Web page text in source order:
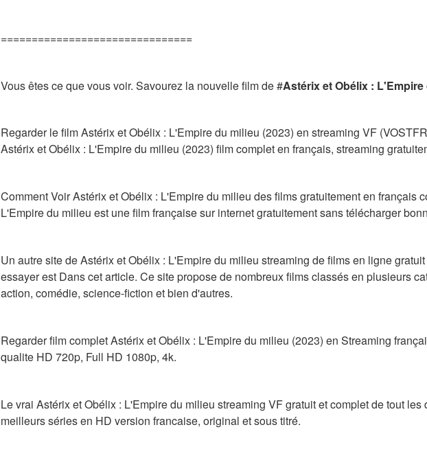
===============================
Vous êtes ce que vous voir. Savourez la nouvelle film de #Astérix et Obélix : L'Empire
Regarder le film Astérix et Obélix : L'Empire du milieu (2023) en streaming VF
Astérix et Obélix : L'Empire du milieu (2023) film complet en français, streaming
Comment Voir Astérix et Obélix : L'Empire du milieu des films gratuitement en français
L'Empire du milieu est une film française sur internet gratuitement sans télécharger
Un autre site de Astérix et Obélix : L'Empire du milieu streaming de films en ligne
essayer est Dans cet article. Ce site propose de nombreux films classés en plusieurs
action, comédie, science-fiction et bien d'autres.
Regarder film complet Astérix et Obélix : L'Empire du milieu (2023) en Streaming
qualite HD 720p, Full HD 1080p, 4k.
Le vrai Astérix et Obélix : L'Empire du milieu streaming VF gratuit et complet de tout les
meilleurs séries en HD version francaise, original et sous titré.